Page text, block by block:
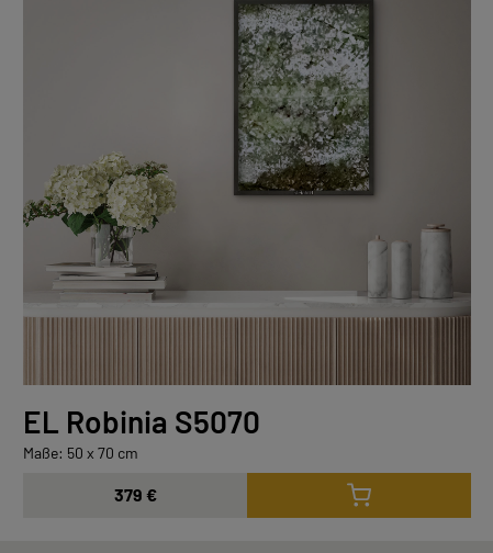
EL Robinia S5070
Maße: 50 x 70 cm
379 €